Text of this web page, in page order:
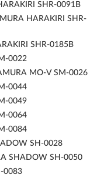
SHR-0091B
HARAKIRI SHR-
SHR-0185B
0022
MO-V SM-0026
0044
0049
0064
0084
SH-0028
SHADOW SH-0050
0083